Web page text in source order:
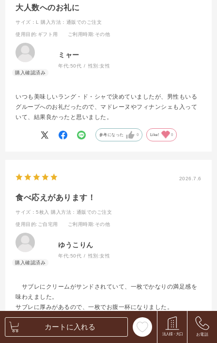
大人数へのお礼に
サイズ：L 購入方法：通販でのご注文
使用目的:ギフト用 ご利用時期:その他
ミャー
年代:50代 性別:女性
いつも美味しいラング・ド・シャで決めていましたが、男性もいる
グループへのお礼だったので、マドレーヌやフィナンシェも入って
いて、結果良かったと思いました。
参考になった 0 Like! 0
2026.7.6
食べ応えがあります！
サイズ：5枚入 購入方法：通販でのご注文
使用目的:ご自宅用 ご利用時期:その他
ゆうこりん
年代:50代 性別:女性
サブレにクリームがサンドされていて、一枚でかなりの満足感を
味わえました。
サブレに厚みがあるので、一枚でお腹一杯になりました。
0 Like! 0
カートに入れる
法人様・大口 お電話